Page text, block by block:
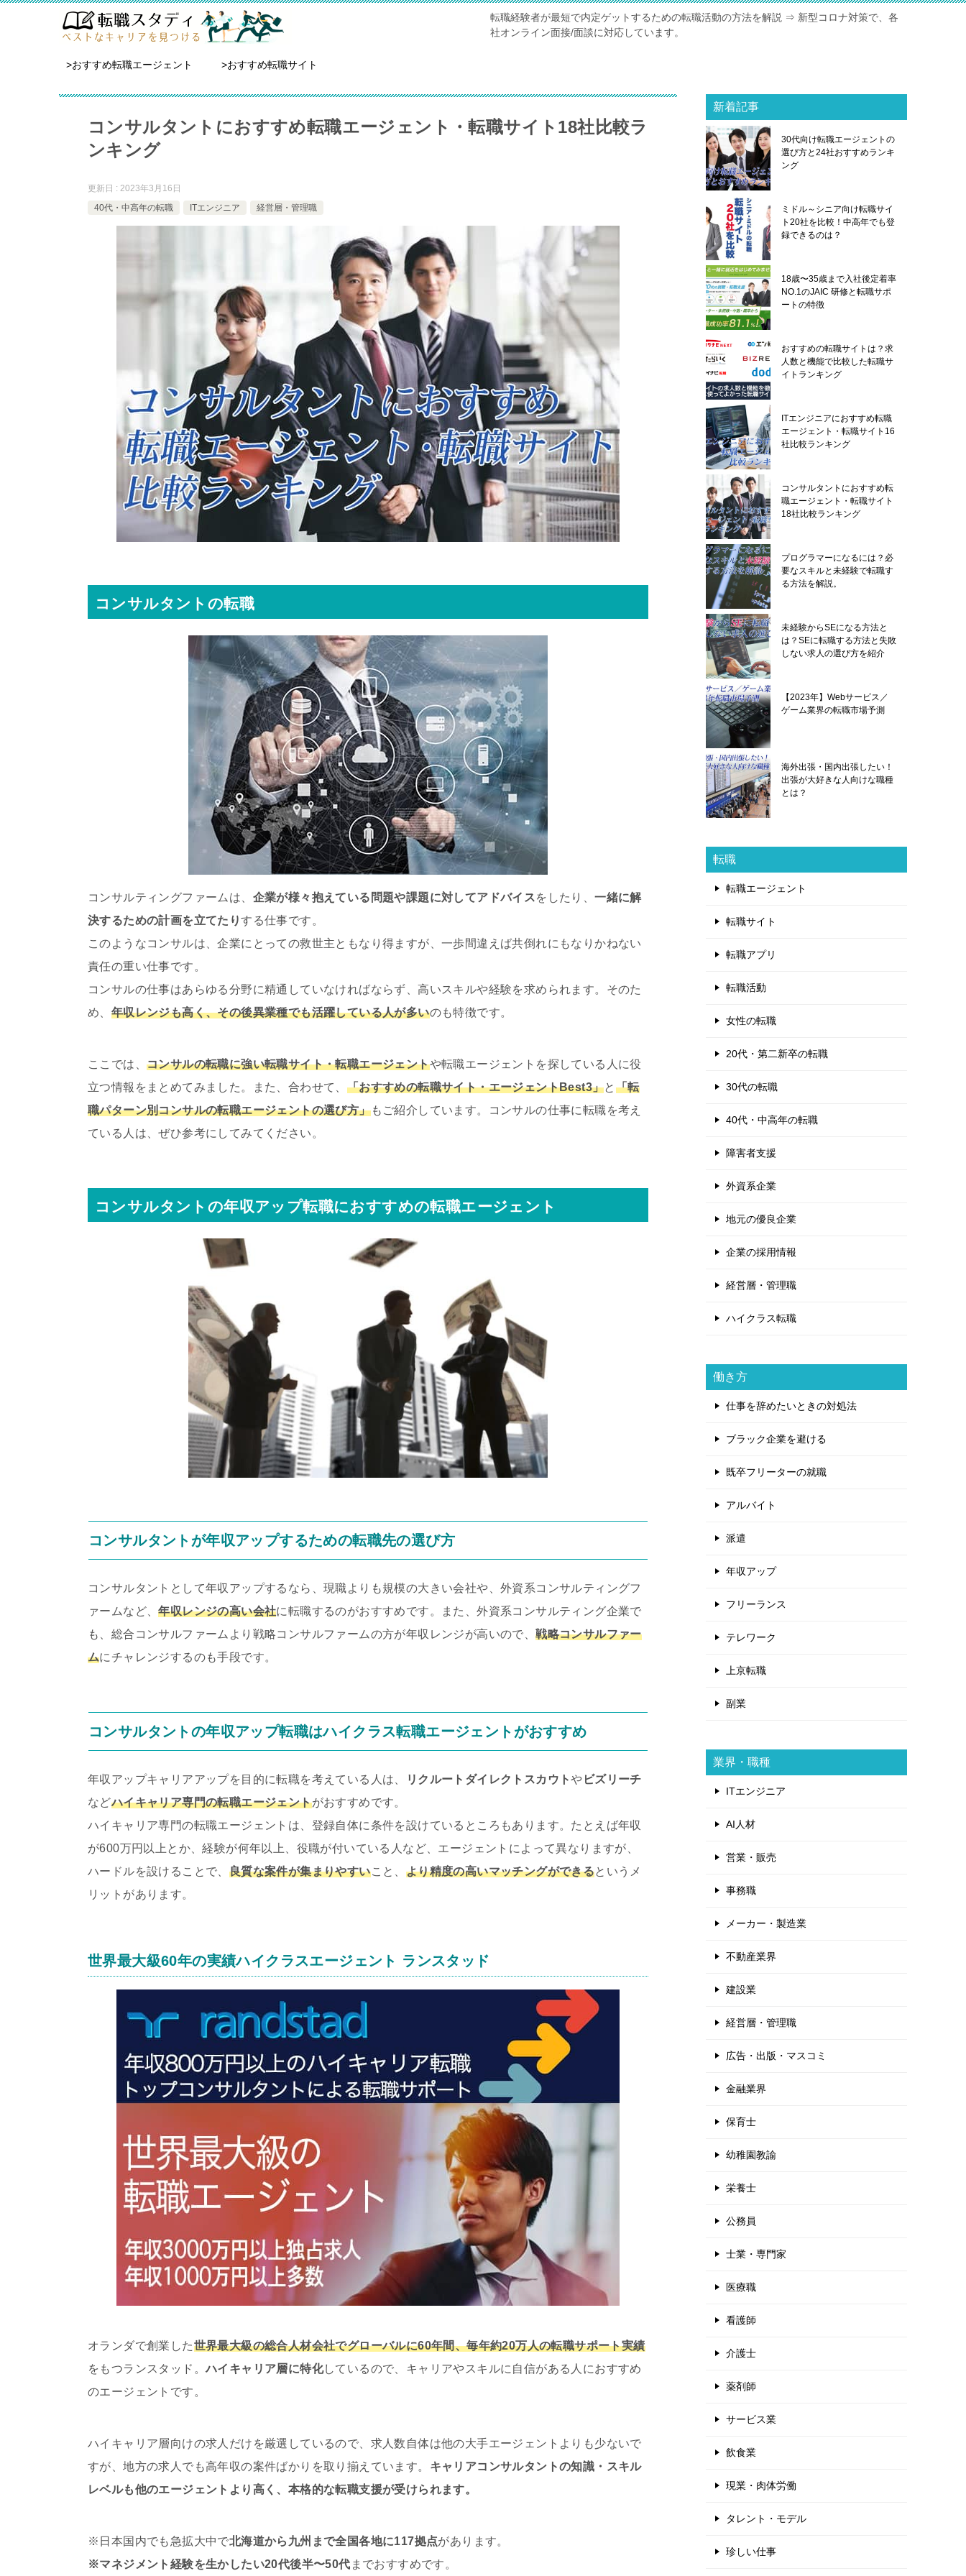
転職経験者が最短で内定ゲットするための転職活動の方法を解説 ⇒ 新型コロナ対策で、各
社オンライン面接/面談に対応しています。
>おすすめ転職エージェント >おすすめ転職サイト
コンサルタントにおすすめ転職エージェント・転職サイト18社比較ラ
ンキング
更新日 : 2023年3月16日
40代・中高年の転職
ITエンジニア 経営層・管理職
コンサルタントの転職
コンサルティングファームは、 企業が様々抱えている問題や課題に対してアドバイスをしたり、一緒に解
決するための計画を立てたりする仕事です。
このようなコンサルは、企業にとっての救世主ともなり得ますが、一歩間違えば共倒れにもなりかねない
責任の重い仕事です。
コンサルの仕事はあらゆる分野に精通していなければならず、高いスキルや経験を求められます。そのた
め、 年収レンジも高く、その後異業種でも活躍している人が多いのも特徴です。
ここでは、 コンサルの転職に強い転職サイト・転職エージェントや転職エージェントを探している人に役
立つ情報をまとめてみました。また、合わせて、 「おすすめの転職サイト・エージェントBest3」と 「転
職パターン別コンサルの転職エージェントの選び方」もご紹介しています。コンサルの仕事に転職を考え
ている人は、ぜひ参考にしてみてください。
コンサルタントの年収アップ転職におすすめの転職エージェント
コンサルタントが年収アップするための転職先の選び方
コンサルタントとして年収アップするなら、現職よりも規模の大きい会社や、外資系コンサルティングフ
ァームなど、年収レンジの高い会社に転職するのがおすすめです。また、外資系コンサルティング企業で
も、総合コンサルファームより戦略コンサルファームの方が年収レンジが高いので、戦略コンサルファー
ムにチャレンジするのも手段です。
コンサルタントの年収アップ転職はハイクラス転職エージェントがおすすめ
年収アップキャリアアップを目的に転職を考えている人は、 リクルートダイレクトスカウトや ビズリーチ
などハイキャリア専門の転職エージェントがおすすめです。
ハイキャリア専門の転職エージェントは、登録自体に条件を設けているところもあります。たとえば年収
が600万円以上とか、経験が何年以上、役職が付いている人など、エージェントによって異なりますが、
ハードルを設けることで、 良質な案件が集まりやすいこと、 より精度の高いマッチングができるというメ
リットがあります。
世界最大級60年の実績ハイクラスエージェント ランスタッド
オランダで創業した世界最大級の総合人材会社でグローバルに60年間、毎年約20万人の転職サポート実績
をもつランスタッド。ハイキャリア層に特化しているので、キャリアやスキルに自信がある人におすすめ
のエージェントです。
ハイキャリア層向けの求人だけを厳選しているので、求人数自体は他の大手エージェントよりも少ないで
すが、地方の求人でも高年収の案件ばかりを取り揃えています。 キャリアコンサルタントの知識・スキル
レベルも他のエージェントより高く、本格的な転職支援が受けられます。
※日本国内でも急拡大中で北海道から九州まで全国各地に117拠点があります。
※マネジメント経験を生かしたい20代後半〜50代 までおすすめです。
新着記事
30代向け転職エージェントの
選び方と24社おすすめランキ
ング
ミドル～シニア向け転職サイ
ト20社を比較！中高年でも登
録できるのは？
18歳〜35歳まで入社後定着率
NO.1のJAIC 研修と転職サポ
ートの特徴
おすすめの転職サイトは？求
人数と機能で比較した転職サ
イトランキング
ITエンジニアにおすすめ転職
エージェント・転職サイト16
社比較ランキング
コンサルタントにおすすめ転
職エージェント・転職サイト
18社比較ランキング
プログラマーになるには？必
要なスキルと未経験で転職す
る方法を解説。
未経験からSEになる方法と
は？SEに転職する方法と失敗
しない求人の選び方を紹介
【2023年】Webサービス／
ゲーム業界の転職市場予測
海外出張・国内出張したい！
出張が大好きな人向けな職種
とは？
転職
転職エージェント
転職サイト
転職アプリ
転職活動
女性の転職
20代・第二新卒の転職
30代の転職
40代・中高年の転職
障害者支援
外資系企業
地元の優良企業
企業の採用情報
経営層・管理職
ハイクラス転職
働き方
仕事を辞めたいときの対処法
ブラック企業を避ける
既卒フリーターの就職
アルバイト
派遣
年収アップ
フリーランス
テレワーク
上京転職
副業
業界・職種
ITエンジニア
AI人材
営業・販売
事務職
メーカー・製造業
不動産業界
建設業
経営層・管理職
広告・出版・マスコミ
金融業界
保育士
幼稚園教諭
栄養士
公務員
士業・専門家
医療職
看護師
介護士
薬剤師
サービス業
飲食業
現業・肉体労働
タレント・モデル
珍しい仕事